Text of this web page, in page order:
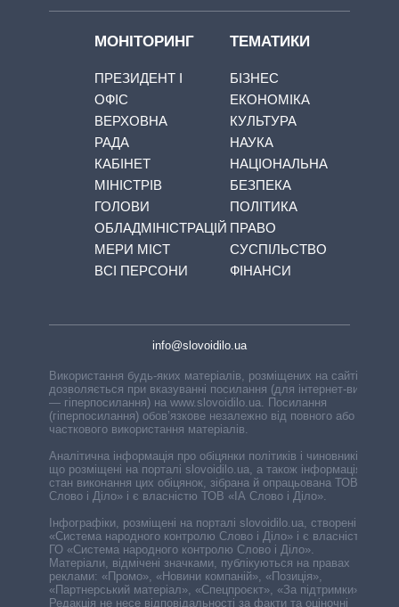
МОНІТОРИНГ
ПРЕЗИДЕНТ І
ОФІС
ВЕРХОВНА
РАДА
КАБІНЕТ
МІНІСТРІВ
ГОЛОВИ
ОБЛАДМІНІСТРАЦІЙ
МЕРИ МІСТ
ВСІ ПЕРСОНИ
ТЕМАТИКИ
БІЗНЕС
ЕКОНОМІКА
КУЛЬТУРА
НАУКА
НАЦІОНАЛЬНА
БЕЗПЕКА
ПОЛІТИКА
ПРАВО
СУСПІЛЬСТВО
ФІНАНСИ
info@slovoidilo.ua
Використання будь-яких матеріалів, розміщених на сайті,
дозволяється при вказуванні посилання (для інтернет-видань
— гіперпосилання) на www.slovoidilo.ua. Посилання
(гіперпосилання) обов’язкове незалежно від повного або
часткового використання матеріалів.
Аналітична інформація про обіцянки політиків і чиновників,
що розміщені на порталі slovoidilo.ua, а також інформація про
стан виконання цих обіцянок, зібрана й опрацьована ТОВ «ІА
Слово і Діло» і є власністю ТОВ «ІА Слово і Діло».
Інфографіки, розміщені на порталі slovoidilo.ua, створені ГО
«Система народного контролю Слово і Діло» і є власністю
ГО «Система народного контролю Слово і Діло».
Матеріали, відмічені значками, публікуються на правах
реклами: «Промо», «Новини компаній», «Позиція»,
«Партнерський матеріал», «Спецпроєкт», «За підтримки».
Редакція не несе відповідальності за факти та оціночні